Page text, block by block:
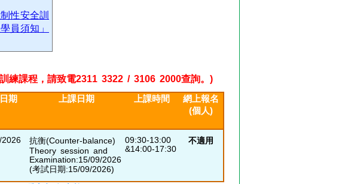
性安全訓
員須知」
練課程，請致電2311 3322 / 3106 2000查詢。)
期 上課日期 上課時間
網上報名
(個人)
2026
抗衡(Counter-balance)
Theory session and
Examination:15/09/2026
(考試日期:15/09/2026)
09:30-13:00
&14:00-17:30
不適用